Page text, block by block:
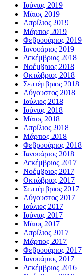
Ιούνιος 2019
Μάιος 2019
Απρίλιος 2019
Μάρτιος 2019
Φεβρουάριος 2019
Ιανουάριος 2019
Δεκέμβριος 2018
Νοέμβριος 2018
Οκτώβριος 2018
Σεπτέμβριος 2018
Αύγουστος 2018
Ιούλιος 2018
Ιούνιος 2018
Μάιος 2018
Απρίλιος 2018
Μάρτιος 2018
Φεβρουάριος 2018
Ιανουάριος 2018
Δεκέμβριος 2017
Νοέμβριος 2017
Οκτώβριος 2017
Σεπτέμβριος 2017
Αύγουστος 2017
Ιούλιος 2017
Ιούνιος 2017
Μάιος 2017
Απρίλιος 2017
Μάρτιος 2017
Φεβρουάριος 2017
Ιανουάριος 2017
Δεκέμβριος 2016